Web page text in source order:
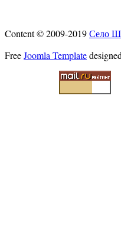
Content © 2009-2019Село
FreeJoomla Template